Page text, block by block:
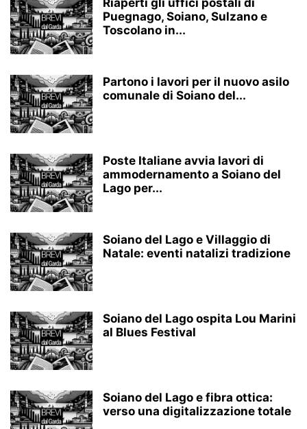
Riaperti gli uffici postali di
Puegnago, Soiano, Sulzano e
Toscolano in...
Partono i lavori per il nuovo asilo
comunale di Soiano del...
Poste Italiane avvia lavori di
ammodernamento a Soiano del
Lago per...
Soiano del Lago e Villaggio di
Natale: eventi natalizi tradizione
Soiano del Lago ospita Lou Marini
al Blues Festival
Soiano del Lago e fibra ottica:
verso una digitalizzazione totale